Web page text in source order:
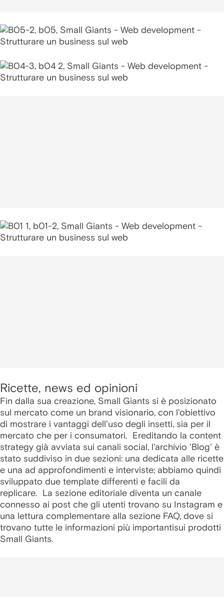
Ricette, news ed opinioni
Fin dalla sua creazione, Small Giants si è posizionato
sul mercato come un brand visionario, con l'obiettivo
di mostrare i vantaggi dell'uso degli insetti, sia per il
mercato che per i consumatori. Ereditando la content
strategy già avviata sui canali social, l'archivio 'Blog' è
stato suddiviso in due sezioni: una dedicata alle ricette
e una ad approfondimenti e interviste; abbiamo quindi
sviluppato due template differenti e facili da
replicare. La sezione editoriale diventa un canale
connesso ai post che gli utenti trovano su Instagram e
una lettura complementare alla sezione FAQ, dove si
trovano tutte le informazioni più importantisui prodotti
Small Giants.